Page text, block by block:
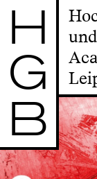
H
G
B